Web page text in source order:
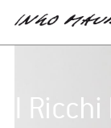
I